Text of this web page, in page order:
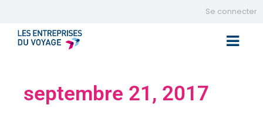
Se connecter
septembre 21, 2017